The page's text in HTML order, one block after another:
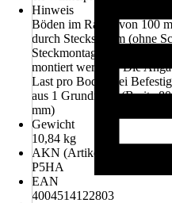
Hinweis
Böden im Raster von 100
durch Stecksystem (ohne
Steckmontage kann bei
montiert werden., Die
Last pro Boden bei
aus 1 Grundregal (Breite
mm)
Gewicht
10,84 kg
AKN (Artikelkurznummer)
P5HA
EAN
4004514122803